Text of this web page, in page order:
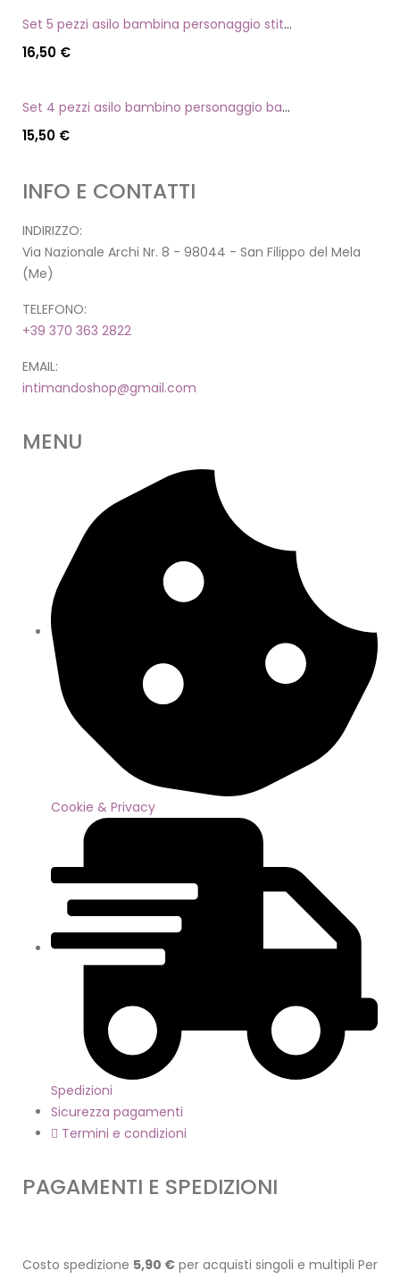
Set 5 pezzi asilo bambina personaggio stitch angel
16,50 €
Set 4 pezzi asilo bambino personaggio batman
15,50 €
INFO E CONTATTI
INDIRIZZO:
Via Nazionale Archi Nr. 8 - 98044 - San Filippo del Mela
(Me)
TELEFONO:
+39 370 363 2822
EMAIL:
intimandoshop@gmail.com
MENU
Cookie & Privacy
Spedizioni
Sicurezza pagamenti
Termini e condizioni
PAGAMENTI E SPEDIZIONI
Costo spedizione 5,90 € per acquisti singoli e multipli Per